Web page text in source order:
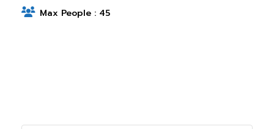
Max People : 45